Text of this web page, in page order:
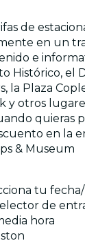
de
en un
e
Histórico, el
la Plaza
y otros
quieras
en la
& Museum
tu
de
hora